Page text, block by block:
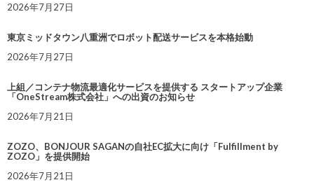
2026年7月27日
東京ミッドタウン八重洲でロボット配送サービスを本格始動
2026年7月27日
上組／コンテナ物流最適化サービスを提供する スタートアップ企業
「OneStream株式会社」への出資のお知らせ
2026年7月21日
ZOZO、BONJOUR SAGANの自社EC拡大に向け「Fulfillment by
ZOZO」を提供開始
2026年7月21日